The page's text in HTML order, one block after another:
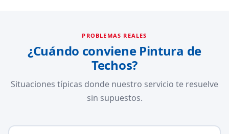
PROBLEMAS REALES
¿Cuándo conviene Pintura de
Techos?
Situaciones típicas donde nuestro servicio te resuelve
sin supuestos.